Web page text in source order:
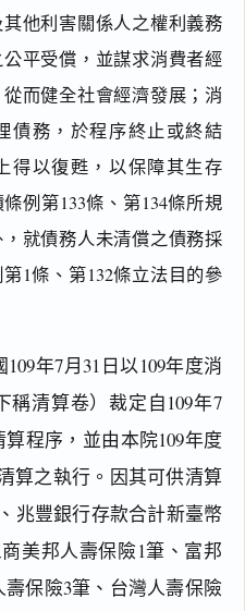
他利害關係人之權利義務
平受償，並謀求消費者經
而健全社會經濟發展；消
債務，於程序終止或終結
得以復甦，以保障其生存
例第133條、第134條所規
就債務人未清償之債務採
1條、第132條立法目的參
年7月31日以109年度消
稱清算卷）裁定自109年7
程序，並由本院109年度
算之執行。因其可供清算
兆豐銀行存款合計新臺幣
商美邦人壽保險1筆、富邦
保險3筆、台灣人壽保險